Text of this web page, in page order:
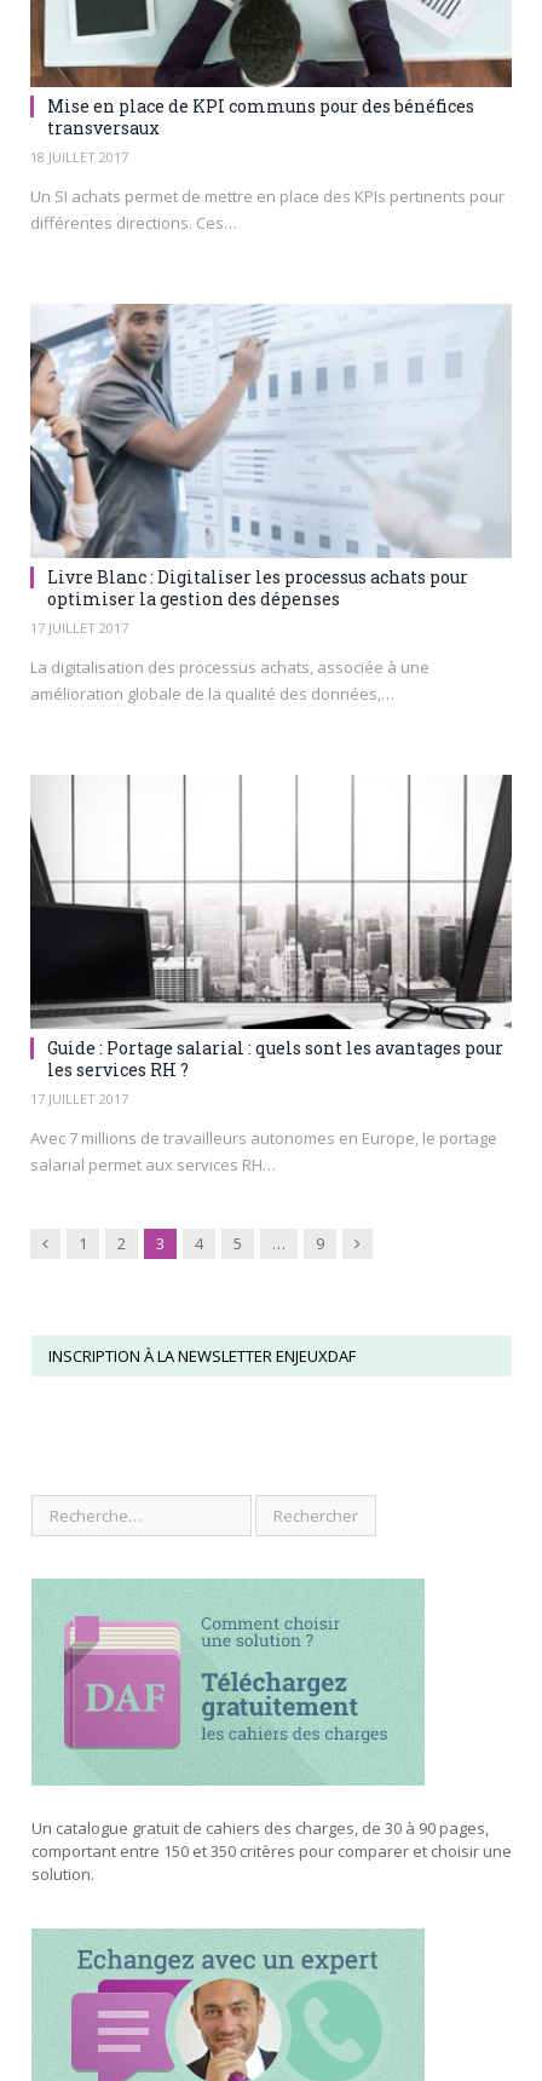
Mise en place de KPI communs pour des bénéfices
transversaux
18 JUILLET 2017
Un SI achats permet de mettre en place des KPIs pertinents pour
différentes directions. Ces…
Livre Blanc : Digitaliser les processus achats pour
optimiser la gestion des dépenses
17 JUILLET 2017
La digitalisation des processus achats, associée à une
amélioration globale de la qualité des données,…
Guide : Portage salarial : quels sont les avantages pour
les services RH ?
17 JUILLET 2017
Avec 7 millions de travailleurs autonomes en Europe, le portage
salarial permet aux services RH…
Previous
1 2 3 4 5 … 9 Next
INSCRIPTION À LA NEWSLETTER ENJEUXDAF
Un catalogue gratuit de cahiers des charges, de 30 à 90 pages,
comportant entre 150 et 350 critères pour comparer et choisir une
solution.